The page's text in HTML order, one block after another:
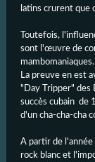
latins crurent que
Toutefois,
sont l'œuvre de
mambomaniaques.
La preuve en est
"Day Tripper" des
succès cubain de
d'un cha-cha-cha
A partir de
rock blanc et